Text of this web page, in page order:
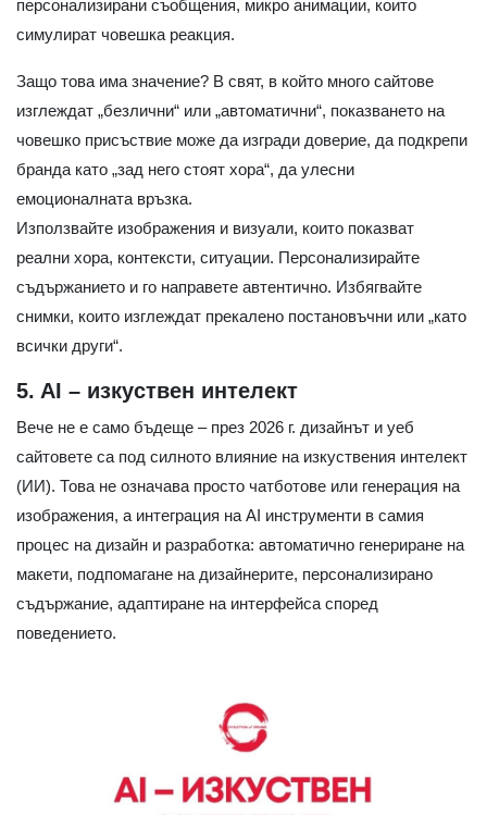
персонализирани съобщения, микро анимации, които
симулират човешка реакция.
Защо това има значение? В свят, в който много сайтове
изглеждат „безлични“ или „автоматични“, показването на
човешко присъствие може да изгради доверие, да подкрепи
бранда като „зад него стоят хора“, да улесни
емоционалната връзка.
Използвайте изображения и визуали, които показват
реални хора, контексти, ситуации. Персонализирайте
съдържанието и го направете автентично. Избягвайте
снимки, които изглеждат прекалено постановъчни или „като
всички други“.
5. AI – изкуствен интелект
Вече не е само бъдеще – през 2026 г. дизайнът и уеб
сайтовете са под силното влияние на изкуствения интелект
(ИИ). Това не означава просто чатботове или генерация на
изображения, а интеграция на AI инструменти в самия
процес на дизайн и разработка: автоматично генериране на
макети, подпомагане на дизайнерите, персонализирано
съдържание, адаптиране на интерфейса според
поведението.